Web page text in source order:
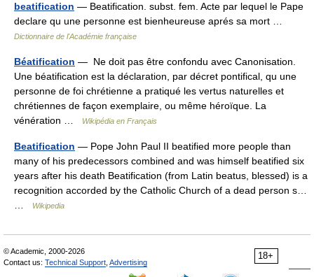
beatification — Beatification. subst. fem. Acte par lequel le Pape
declare qu une personne est bienheureuse aprés sa mort …
Dictionnaire de l'Académie française
Béatification — Ne doit pas être confondu avec Canonisation.
Une béatification est la déclaration, par décret pontifical, qu une
personne de foi chrétienne a pratiqué les vertus naturelles et
chrétiennes de façon exemplaire, ou même héroïque. La
vénération …
Wikipédia en Français
Beatification — Pope John Paul II beatified more people than
many of his predecessors combined and was himself beatified six
years after his death Beatification (from Latin beatus, blessed) is a
recognition accorded by the Catholic Church of a dead person s…
Wikipedia
18+
© Academic, 2000-2026
Contact us: Technical Support Advertising